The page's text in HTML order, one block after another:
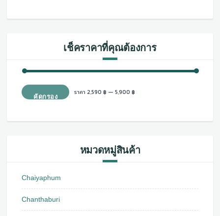
เช็คราคาที่คุณต้องการ
ราคา
สุด
ราคาคัดกรอง
ราคา 2,590 ฿ — 5,900 ฿
หมวดหมู่สินค้า
Chaiyaphum
Chanthaburi